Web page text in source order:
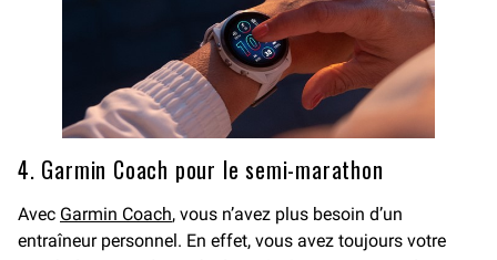
4. Garmin Coach pour le semi-marathon
Avec Garmin Coach, vous n’avez plus besoin d’un
entraîneur personnel. En effet, vous avez toujours votre